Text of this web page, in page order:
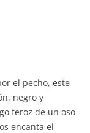
el pecho, este
negro y
feroz de un oso
encanta el